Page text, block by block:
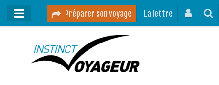
Préparer son voyage La lettre
Mon podcast